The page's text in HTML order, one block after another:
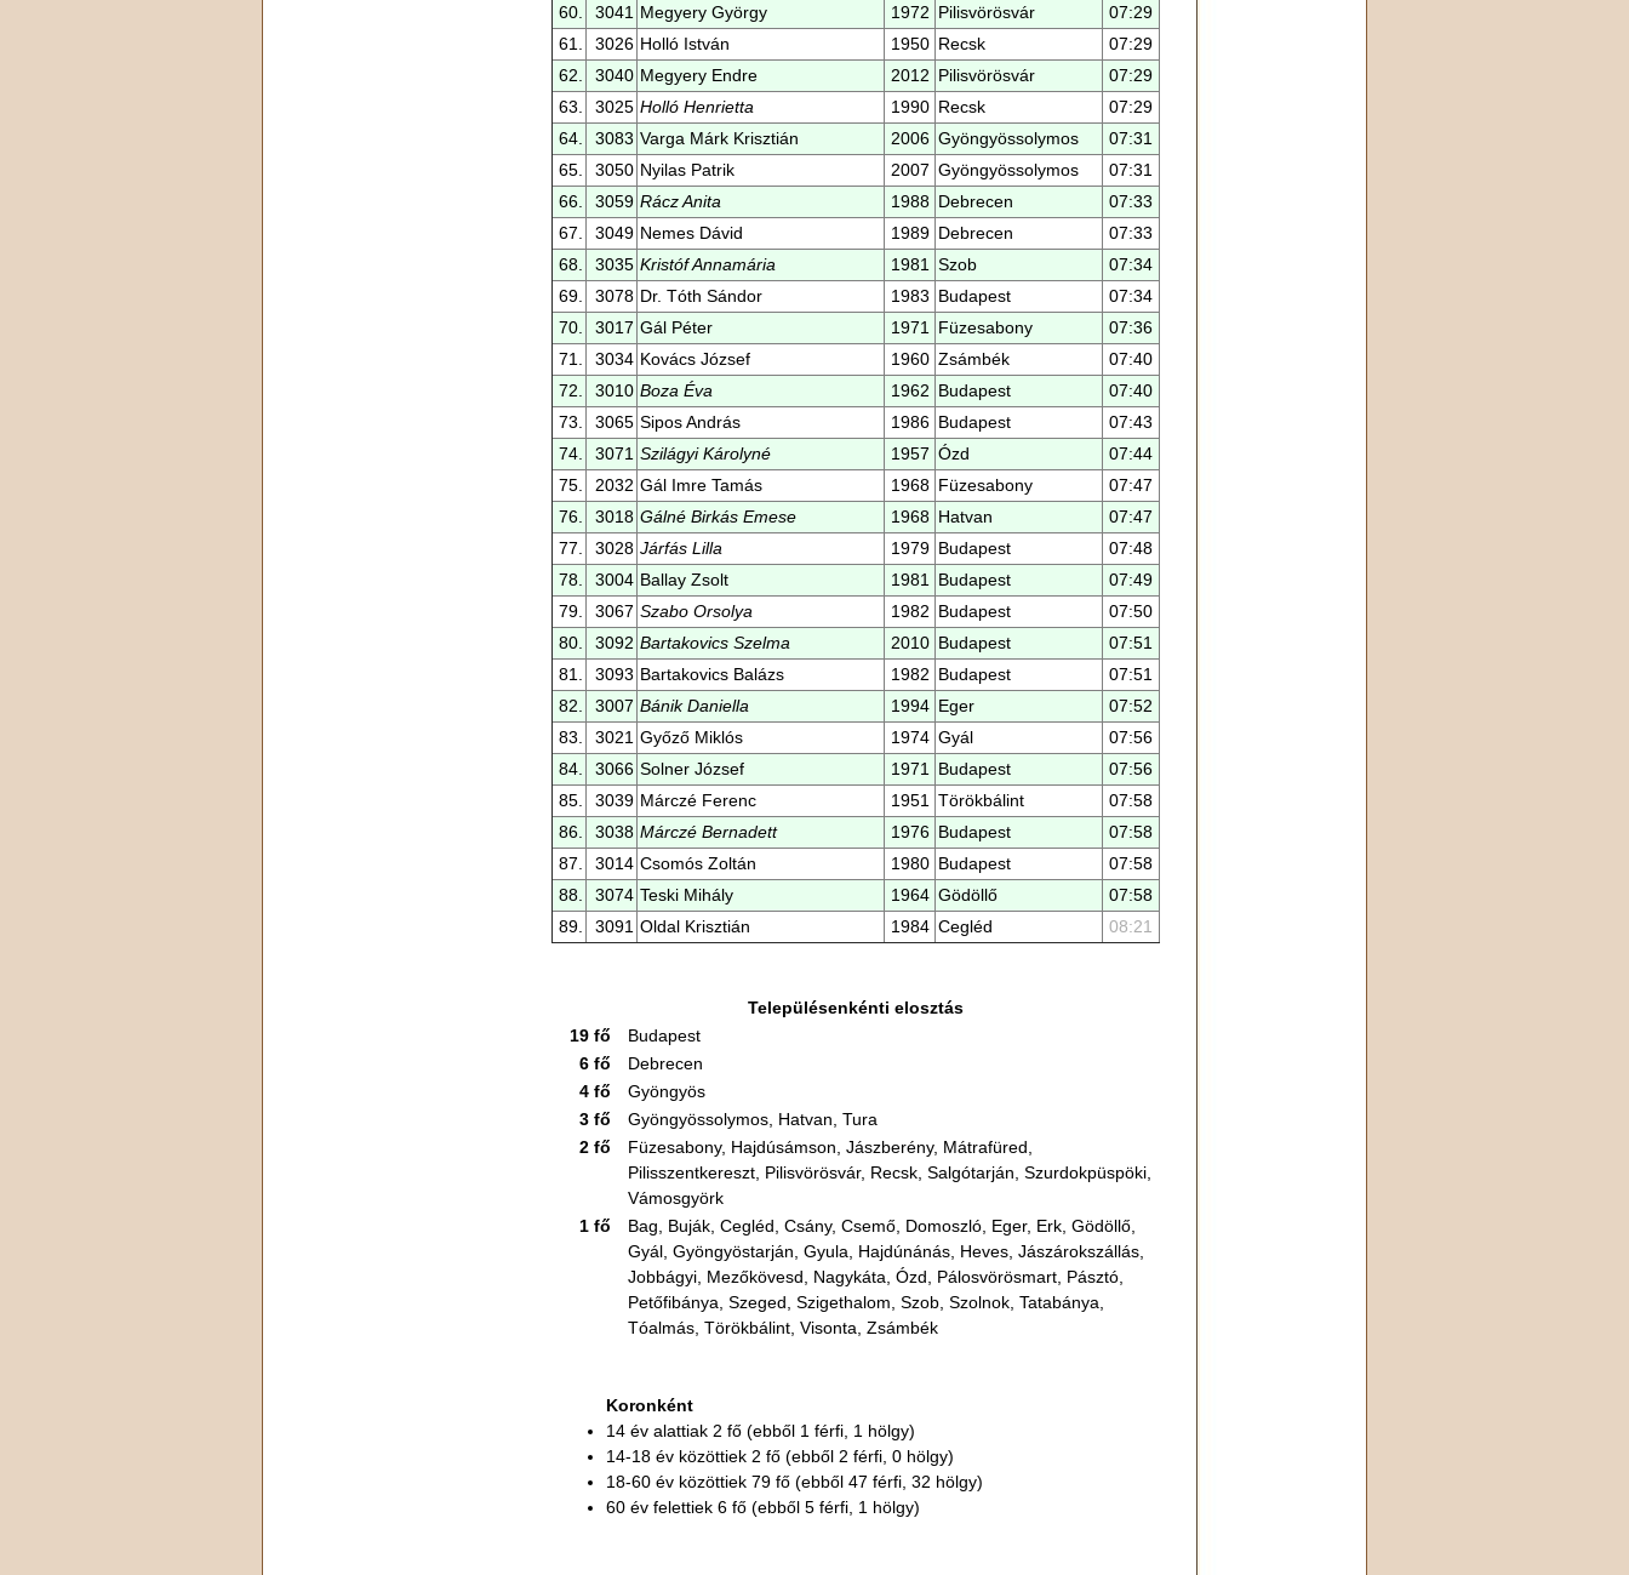
60.
3041 Megyery György 1972 Pilisvörösvár
07:29
61.
3026 Holló István 1950 Recsk
07:29
62.
3040 Megyery Endre 2012 Pilisvörösvár
07:29
63.
3025 Holló Henrietta 1990 Recsk
07:29
64.
3083 Varga Márk Krisztián 2006 Gyöngyössolymos
07:31
65.
3050 Nyilas Patrik 2007 Gyöngyössolymos
07:31
66.
3059 Rácz Anita 1988 Debrecen
07:33
67.
3049 Nemes Dávid 1989 Debrecen
07:33
68.
3035 Kristóf Annamária 1981 Szob
07:34
69.
3078 Dr. Tóth Sándor 1983 Budapest
07:34
70.
3017 Gál Péter 1971 Füzesabony
07:36
71.
3034 Kovács József 1960 Zsámbék
07:40
72.
3010 Boza Éva 1962 Budapest
07:40
73.
3065 Sipos András 1986 Budapest
07:43
74.
3071 Szilágyi Károlyné 1957 Ózd
07:44
75.
2032 Gál Imre Tamás 1968 Füzesabony
07:47
76.
3018 Gálné Birkás Emese 1968 Hatvan
07:47
77.
3028 Járfás Lilla 1979 Budapest
07:48
78.
3004 Ballay Zsolt 1981 Budapest
07:49
79.
3067 Szabo Orsolya 1982 Budapest
07:50
80.
3092 Bartakovics Szelma 2010 Budapest
07:51
81.
3093 Bartakovics Balázs 1982 Budapest
07:51
82.
3007 Bánik Daniella 1994 Eger
07:52
83.
3021 Győző Miklós 1974 Gyál
07:56
84.
3066 Solner József 1971 Budapest
07:56
85.
3039 Márczé Ferenc 1951 Törökbálint
07:58
86.
3038 Márczé Bernadett 1976 Budapest
07:58
87.
3014 Csomós Zoltán 1980 Budapest
07:58
88.
3074 Teski Mihály 1964 Gödöllő
07:58
89.
3091 Oldal Krisztián 1984 Cegléd 08:21
Településenkénti elosztás
19 fő
Budapest
6 fő
Debrecen
4 fő
Gyöngyös
3 fő
Gyöngyössolymos, Hatvan, Tura
2 fő
Füzesabony, Hajdúsámson, Jászberény, Mátrafüred,
Pilisszentkereszt, Pilisvörösvár, Recsk, Salgótarján, Szurdokpüspöki,
Vámosgyörk
1 fő
Bag, Buják, Cegléd, Csány, Csemő, Domoszló, Eger, Erk, Gödöllő,
Gyál, Gyöngyöstarján, Gyula, Hajdúnánás, Heves, Jászárokszállás,
Jobbágyi, Mezőkövesd, Nagykáta, Ózd, Pálosvörösmart, Pásztó,
Petőfibánya, Szeged, Szigethalom, Szob, Szolnok, Tatabánya,
Tóalmás, Törökbálint, Visonta, Zsámbék
Koronként
14 év alattiak 2 fő (ebből 1 férfi, 1 hölgy)
14-18 év közöttiek 2 fő (ebből 2 férfi, 0 hölgy)
18-60 év közöttiek 79 fő (ebből 47 férfi, 32 hölgy)
60 év felettiek 6 fő (ebből 5 férfi, 1 hölgy)